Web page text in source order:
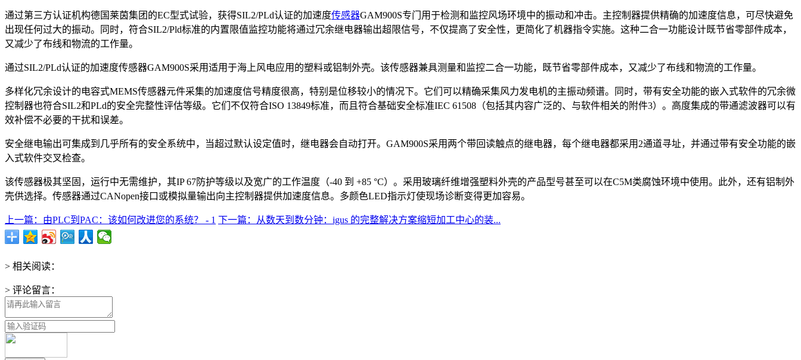
通过第三方认证机构德国莱茵集团的EC型式试验，获得SIL2/PLd认证的加速度传感器GAM900S专门用于检测和监控风场环境中的振动和冲击。主控制器提供精确的加速度信息，可尽快避免
出现任何过大的振动。同时，符合SIL2/Pld标准的内置限值监控功能将通过冗余继电器输出超限信号，不仅提高了安全性，更简化了机器指令实施。这种二合一功能设计既节省零部件成本，
又减少了布线和物流的工作量。
通过SIL2/PLd认证的加速度传感器GAM900S采用适用于海上风电应用的塑料或铝制外壳。该传感器兼具测量和监控二合一功能，既节省零部件成本，又减少了布线和物流的工作量。
多样化冗余设计的电容式MEMS传感器元件采集的加速度信号精度很高，特别是位移较小的情况下。它们可以精确采集风力发电机的主振动频谱。同时，带有安全功能的嵌入式软件的冗余微
控制器也符合SIL2和PLd的安全完整性评估等级。它们不仅符合ISO 13849标准，而且符合基础安全标准IEC 61508（包括其内容广泛的、与软件相关的附件3）。高度集成的带通滤波器可以有
效补偿不必要的干扰和误差。
安全继电输出可集成到几乎所有的安全系统中，当超过默认设定值时，继电器会自动打开。GAM900S采用两个带回读触点的继电器，每个继电器都采用2通道寻址，并通过带有安全功能的嵌
入式软件交叉检查。
该传感器极其坚固，运行中无需维护，其IP 67防护等级以及宽广的工作温度（-40 到 +85 °C）。采用玻璃纤维增强塑料外壳的产品型号甚至可以在C5M类腐蚀环境中使用。此外，还有铝制外
壳供选择。传感器通过CANopen接口或模拟量输出向主控制器提供加速度信息。多颜色LED指示灯使现场诊断变得更加容易。
上一篇：由PLC到PAC：该如何改进您的系统？ - 1 下一篇：从数天到数分钟：igus 的完整解决方案缩短加工中心的装...
> 相关阅读：
> 评论留言：